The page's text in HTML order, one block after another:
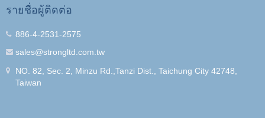
รายชื่อผู้ติดต่อ
886-4-2531-2575
sales@strongltd.com.tw
NO. 82, Sec. 2, Minzu Rd.,Tanzi Dist., Taichung City 42748,
Taiwan